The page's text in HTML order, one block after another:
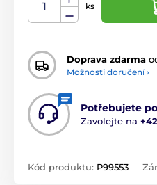
ks
Doprava zdarma
Možnosti doručení ›
Potřebujete
Zavolejte na
Kód produktu: P99553